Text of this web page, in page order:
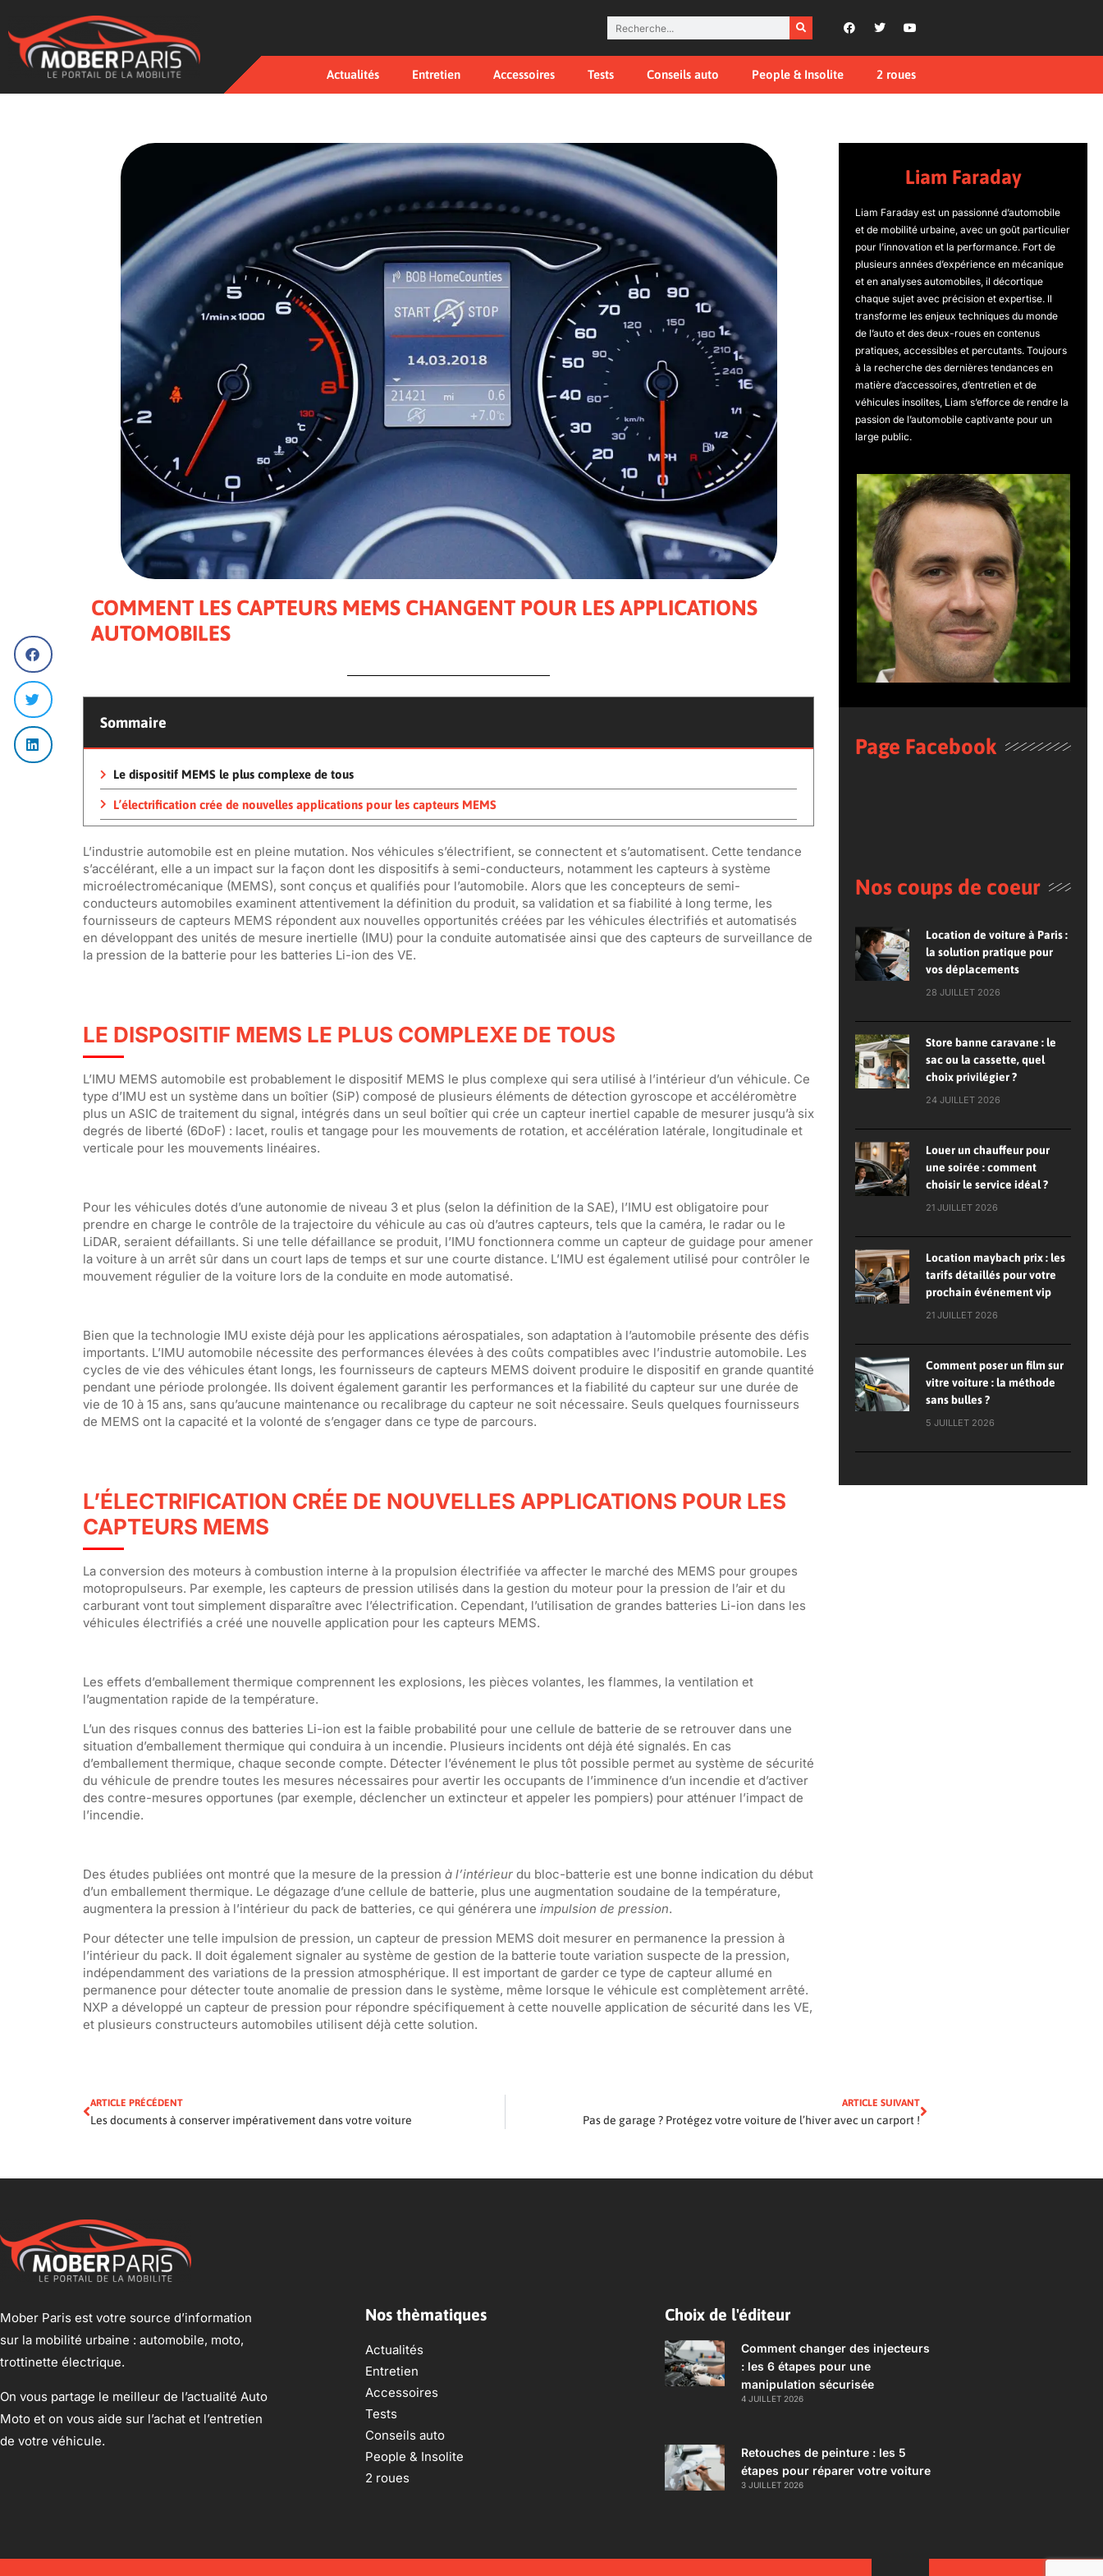
Actualités Entretien Accessoires Tests Conseils auto People & Insolite 2 roues
COMMENT LES CAPTEURS MEMS CHANGENT POUR LES APPLICATIONS
AUTOMOBILES
Sommaire
Le dispositif MEMS le plus complexe de tous
L’électrification crée de nouvelles applications pour les capteurs MEMS
L’industrie automobile est en pleine mutation. Nos véhicules s’électrifient, se connectent et s’automatisent. Cette tendance
s’accélérant, elle a un impact sur la façon dont les dispositifs à semi-conducteurs, notamment les capteurs à système
microélectromécanique (MEMS), sont conçus et qualifiés pour l’automobile. Alors que les concepteurs de semi-
conducteurs automobiles examinent attentivement la définition du produit, sa validation et sa fiabilité à long terme, les
fournisseurs de capteurs MEMS répondent aux nouvelles opportunités créées par les véhicules électrifiés et automatisés
en développant des unités de mesure inertielle (IMU) pour la conduite automatisée ainsi que des capteurs de surveillance de
la pression de la batterie pour les batteries Li-ion des VE.
LE DISPOSITIF MEMS LE PLUS COMPLEXE DE TOUS
L’IMU MEMS automobile est probablement le dispositif MEMS le plus complexe qui sera utilisé à l’intérieur d’un véhicule. Ce
type d’IMU est un système dans un boîtier (SiP) composé de plusieurs éléments de détection gyroscope et accéléromètre
plus un ASIC de traitement du signal, intégrés dans un seul boîtier qui crée un capteur inertiel capable de mesurer jusqu’à six
degrés de liberté (6DoF) : lacet, roulis et tangage pour les mouvements de rotation, et accélération latérale, longitudinale et
verticale pour les mouvements linéaires.
Pour les véhicules dotés d’une autonomie de niveau 3 et plus (selon la définition de la SAE), l’IMU est obligatoire pour
prendre en charge le contrôle de la trajectoire du véhicule au cas où d’autres capteurs, tels que la caméra, le radar ou le
LiDAR, seraient défaillants. Si une telle défaillance se produit, l’IMU fonctionnera comme un capteur de guidage pour amener
la voiture à un arrêt sûr dans un court laps de temps et sur une courte distance. L’IMU est également utilisé pour contrôler le
mouvement régulier de la voiture lors de la conduite en mode automatisé.
Bien que la technologie IMU existe déjà pour les applications aérospatiales, son adaptation à l’automobile présente des défis
importants. L’IMU automobile nécessite des performances élevées à des coûts compatibles avec l’industrie automobile. Les
cycles de vie des véhicules étant longs, les fournisseurs de capteurs MEMS doivent produire le dispositif en grande quantité
pendant une période prolongée. Ils doivent également garantir les performances et la fiabilité du capteur sur une durée de
vie de 10 à 15 ans, sans qu’aucune maintenance ou recalibrage du capteur ne soit nécessaire. Seuls quelques fournisseurs
de MEMS ont la capacité et la volonté de s’engager dans ce type de parcours.
L’ÉLECTRIFICATION CRÉE DE NOUVELLES APPLICATIONS POUR LES
CAPTEURS MEMS
La conversion des moteurs à combustion interne à la propulsion électrifiée va affecter le marché des MEMS pour groupes
motopropulseurs. Par exemple, les capteurs de pression utilisés dans la gestion du moteur pour la pression de l’air et du
carburant vont tout simplement disparaître avec l’électrification. Cependant, l’utilisation de grandes batteries Li-ion dans les
véhicules électrifiés a créé une nouvelle application pour les capteurs MEMS.
Les effets d’emballement thermique comprennent les explosions, les pièces volantes, les flammes, la ventilation et
l’augmentation rapide de la température.
L’un des risques connus des batteries Li-ion est la faible probabilité pour une cellule de batterie de se retrouver dans une
situation d’emballement thermique qui conduira à un incendie. Plusieurs incidents ont déjà été signalés. En cas
d’emballement thermique, chaque seconde compte. Détecter l’événement le plus tôt possible permet au système de sécurité
du véhicule de prendre toutes les mesures nécessaires pour avertir les occupants de l’imminence d’un incendie et d’activer
des contre-mesures opportunes (par exemple, déclencher un extincteur et appeler les pompiers) pour atténuer l’impact de
l’incendie.
Des études publiées ont montré que la mesure de la pression à l’intérieurdu bloc-batterie est une bonne indication du début
d’un emballement thermique. Le dégazage d’une cellule de batterie, plus une augmentation soudaine de la température,
augmentera la pression à l’intérieur du pack de batteries, ce qui générera une impulsion de pression.
Pour détecter une telle impulsion de pression, un capteur de pression MEMS doit mesurer en permanence la pression à
l’intérieur du pack. Il doit également signaler au système de gestion de la batterie toute variation suspecte de la pression,
indépendamment des variations de la pression atmosphérique. Il est important de garder ce type de capteur allumé en
permanence pour détecter toute anomalie de pression dans le système, même lorsque le véhicule est complètement arrêté.
NXP a développé un capteur de pression pour répondre spécifiquement à cette nouvelle application de sécurité dans les VE,
et plusieurs constructeurs automobiles utilisent déjà cette solution.
Liam Faraday
Liam Faraday est un passionné d’automobile
et de mobilité urbaine, avec un goût particulier
pour l’innovation et la performance. Fort de
plusieurs années d’expérience en mécanique
et en analyses automobiles, il décortique
chaque sujet avec précision et expertise. Il
transforme les enjeux techniques du monde
de l’auto et des deux-roues en contenus
pratiques, accessibles et percutants. Toujours
à la recherche des dernières tendances en
matière d’accessoires, d’entretien et de
véhicules insolites, Liam s’efforce de rendre la
passion de l’automobile captivante pour un
large public.
Page Facebook
Nos coups de coeur
Location de voiture à Paris :
la solution pratique pour
vos déplacements
28 JUILLET 2026
Store banne caravane : le
sac ou la cassette, quel
choix privilégier ?
24 JUILLET 2026
Louer un chauffeur pour
une soirée : comment
choisir le service idéal ?
21 JUILLET 2026
Location maybach prix : les
tarifs détaillés pour votre
prochain événement vip
21 JUILLET 2026
Comment poser un film sur
vitre voiture : la méthode
sans bulles ?
5 JUILLET 2026
ARTICLE PRÉCÉDENT
Les documents à conserver impérativement dans votre voiture
ARTICLE SUIVANT
Pas de garage ? Protégez votre voiture de l’hiver avec un carport !
Mober Paris est votre source d’information
sur la mobilité urbaine : automobile, moto,
trottinette électrique.
On vous partage le meilleur de l’actualité Auto
Moto et on vous aide sur l’achat et l’entretien
de votre véhicule.
Nos thèmatiques
Actualités
Entretien
Accessoires
Tests
Conseils auto
People & Insolite
2 roues
Choix de l'éditeur
Comment changer des injecteurs
: les 6 étapes pour une
manipulation sécurisée
4 JUILLET 2026
Retouches de peinture : les 5
étapes pour réparer votre voiture
3 JUILLET 2026